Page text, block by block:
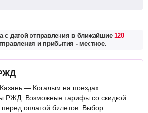
с датой отправления в ближайшие120
и прибытия - местное.
— Когалым на поездах
РЖД. Возможные тарифы со скидкой
оплатой билетов. Выбор